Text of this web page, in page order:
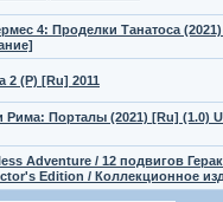
4: Проделки Танатоса
2 (P) [Ru] 2011
Рима: Порталы (2021) [Ru] (1.0)
Adventure / 12 подвигов
Edition / Коллекционное